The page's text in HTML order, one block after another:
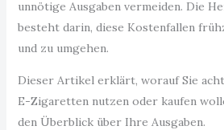
unnötige Ausgaben vermeiden. Die
besteht darin, diese Kostenfallen
und zu umgehen.
Dieser Artikel erklärt, worauf Sie
E-Zigaretten nutzen oder kaufen
den Überblick über Ihre Ausgaben.